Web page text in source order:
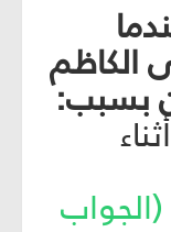
الكاظم
بسبب: